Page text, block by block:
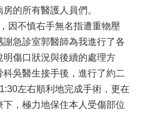
的所有醫護人員們。
因不慎右手無名指遭重物壓
急診室郭醫師為我進行了各
傷口狀況與後續的處理方
吳醫生接手後，進行了約二
左右順利地完成手術，更在
，極力地保住本人受傷部位